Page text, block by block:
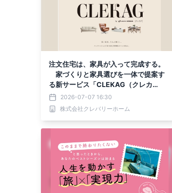
注文住宅は、家具が入って完成する。
家づくりと家具選びを一体で提案す
る新サービス「CLEKAG（クレカ
グ）」を全国で提供開始
2026-07-07 16:30
株式会社クレバリーホーム